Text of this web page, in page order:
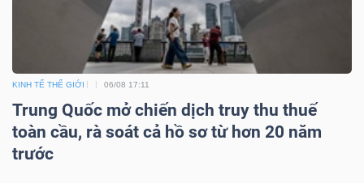
KINH TẾ THẾ GIỚI 06/08 17:11
Trung Quốc mở chiến dịch truy thu thuế
toàn cầu, rà soát cả hồ sơ từ hơn 20 năm
trước